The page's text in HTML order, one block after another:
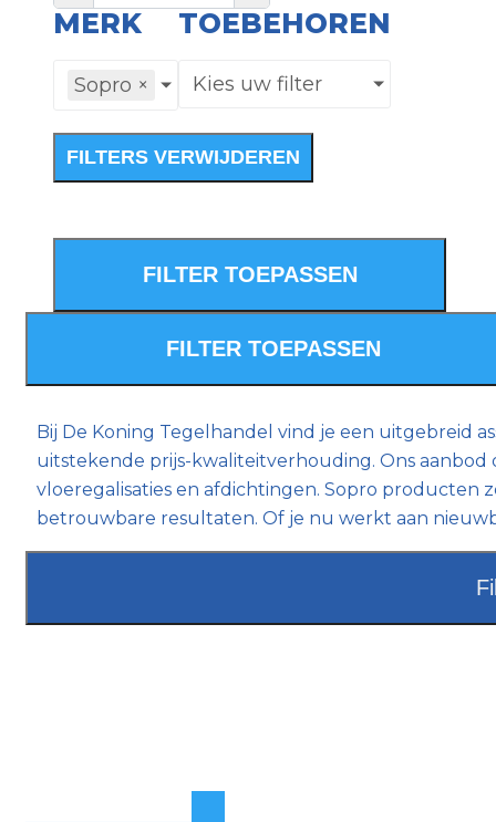
MERK
Sopro ×
TOEBEHOREN
Kies uw filter
FILTERS VERWIJDEREN
SOPRO VOOR HET LEGGEN VAN
Bij De Koning Tegelhandel vind je een uitgebreid
uitstekende prijs-kwaliteitverhouding. Ons
vloeregalisaties en afdichtingen. Sopro producten
betrouwbare resultaten. Of je nu werkt aan